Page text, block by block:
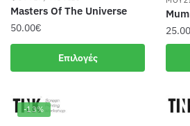
προϊόντος
Masters Of The Universe
50.00€
Επιλογές
το
έχει
πολλαπλές
25.00
το
έχει
-13%